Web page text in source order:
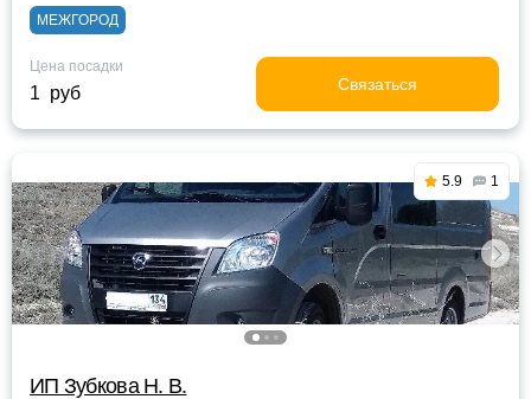
МЕЖГОРОД
Цена посадки
1 руб Связаться
5.9 1
ИП Зубкова Н. В.